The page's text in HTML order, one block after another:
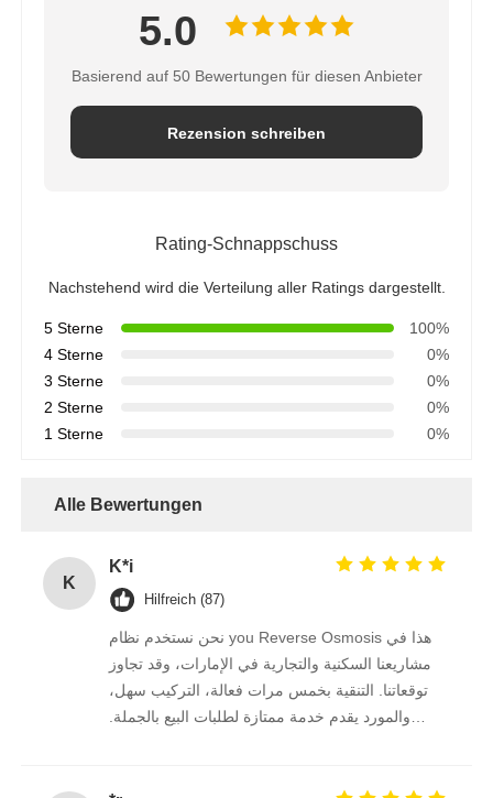
Wasserfilter Anschlussstücke
Industrielle RO-Membran
Enthärter-Solebehälter
Ionenaustauschharz
5.0
Basierend auf 50 Bewertungen für diesen Anbieter
Rezension schreiben
Rating-Schnappschuss
Nachstehend wird die Verteilung aller Ratings dargestellt.
5 Sterne
100%
4 Sterne
0%
3 Sterne
0%
2 Sterne
0%
1 Sterne
0%
Alle Bewertungen
K
K*i
Hilfreich (87)
نحن نستخدم نظام you Reverse Osmosis هذا في
مشاريعنا السكنية والتجارية في الإمارات، وقد تجاوز
توقعاتنا. التنقية بخمس مرات فعالة، التركيب سهل،
والمورد يقدم خدمة ممتازة لطلبات البيع بالجملة.